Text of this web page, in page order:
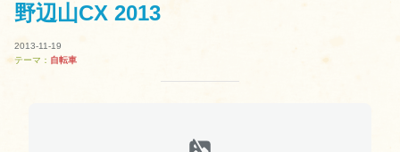
野辺山CX 2013
2013-11-19
テーマ： 自転車